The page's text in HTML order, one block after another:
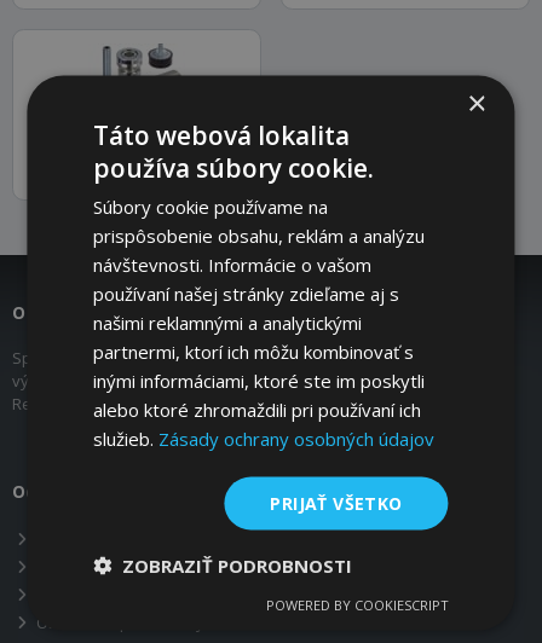
Gumové silentbloky, tlmiče,
nohy
O nás
Spoločnosť COMPONENTS s.r.o. pôsobí na trhu od roku 2007 ako
výhradný obchodný zástupca Mädler GmbH pre Slovenskú
Republiku.
Odkazy
Obchodné podmienky
×
Táto webová lokalita
používa súbory cookie.
Súbory cookie používame na
prispôsobenie obsahu, reklám a analýzu
návštevnosti. Informácie o vašom
používaní našej stránky zdieľame aj s
našimi reklamnými a analytickými
partnermi, ktorí ich môžu kombinovať s
inými informáciami, ktoré ste im poskytli
alebo ktoré zhromaždili pri používaní ich
služieb. Zásady ochrany osobných údajov
PRIJAŤ VŠETKO
ZOBRAZIŤ PODROBNOSTI
POWERED BY COOKIESCRIPT